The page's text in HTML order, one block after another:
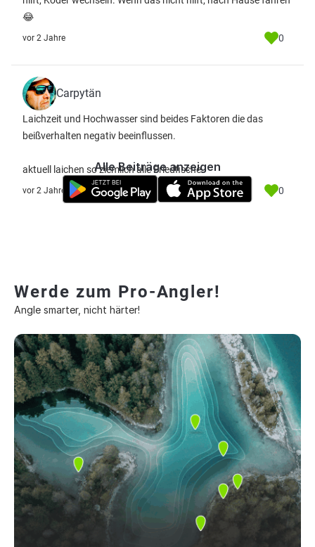
😂
vor 2 Jahre 0
Carpytän
Laichzeit und Hochwasser sind beides Faktoren die das
beißverhalten negativ beeinflussen.
aktuell laichen so ziemlich alle Friedfische.
vor 2 Jahre 0
Alle Beiträge anzeigen
Werde zum Pro-Angler!
Angle smarter, nicht härter!